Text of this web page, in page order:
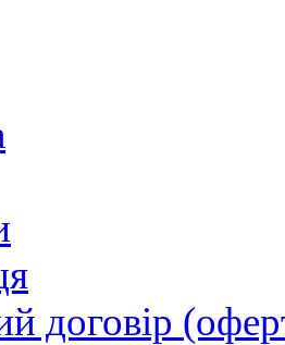
договір